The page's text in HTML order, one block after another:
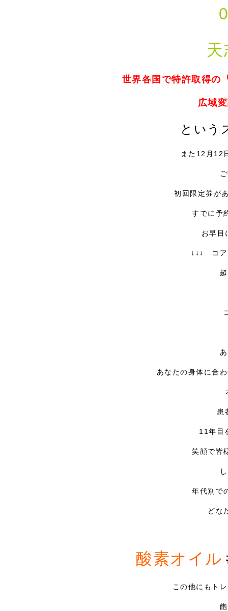
世界各国で特許取得の
広域
という
また12月12
初回限定券が
すでに予
お早目
↓↓↓ コア
あなたの身体に合
患
11年目
笑顔で皆
年代別で
どな
酸素オイル
この他にもト